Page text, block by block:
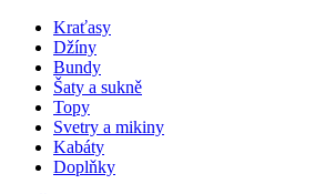
Kraťasy
Džíny
Bundy
Šaty a sukně
Topy
Svetry a mikiny
Kabáty
Doplňky